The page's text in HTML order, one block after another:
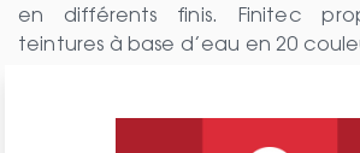
en différents finis. Finitec
teintures à base d’eau en 20